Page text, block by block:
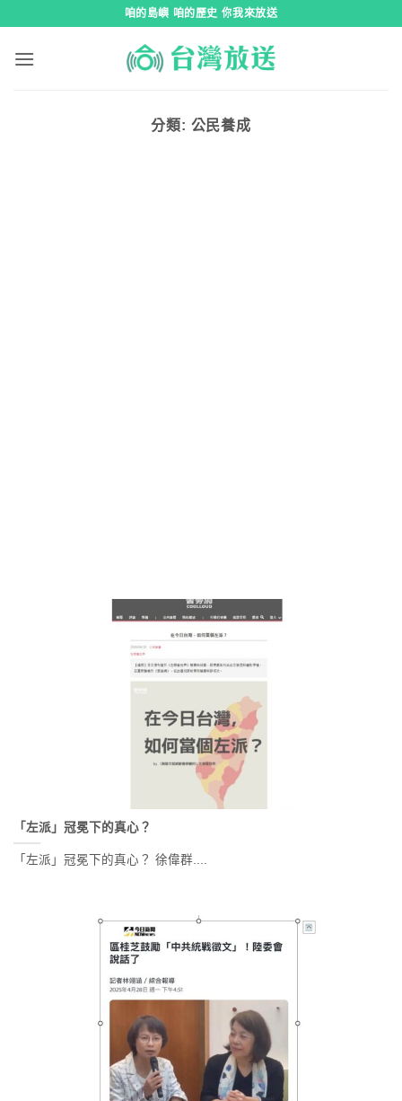
咱的島嶼 咱的歷史 你我來放送
分類: 公民養成
「左派」冠冕下的真心？
「左派」冠冕下的真心？ 徐偉群....